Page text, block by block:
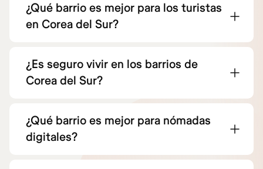
¿Qué barrio es mejor para los turistas
en Corea del Sur?
¿Es seguro vivir en los barrios de
Corea del Sur?
¿Qué barrio es mejor para nómadas
digitales?